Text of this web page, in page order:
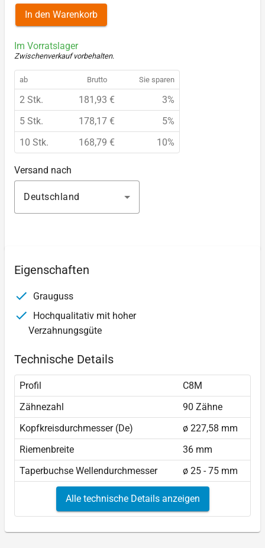
In den Warenkorb
Im Vorratslager
Zwischenverkauf vorbehalten.
ab Brutto Sie sparen
2 Stk. 181,93 €
3%
5 Stk.
178,17 €
5%
10 Stk.
168,79 € 10%
Versand nach
Deutschland
Eigenschaften
Grauguss
Hochqualitativ mit hoher
Verzahnungsgüte
Technische Details
Profil
C8M
Zähnezahl
90 Zähne
Kopfkreisdurchmesser (De)
ø 227,58 mm
Riemenbreite
36 mm
Taperbuchse Wellendurchmesser
ø 25 - 75 mm
Alle technische Details anzeigen